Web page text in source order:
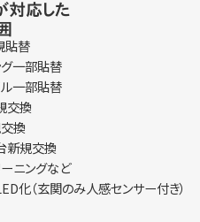
対応した
貼替
一部貼替
一部貼替
交換
換
新規交換
ニングなど
化（玄関のみ人感センサー付き）